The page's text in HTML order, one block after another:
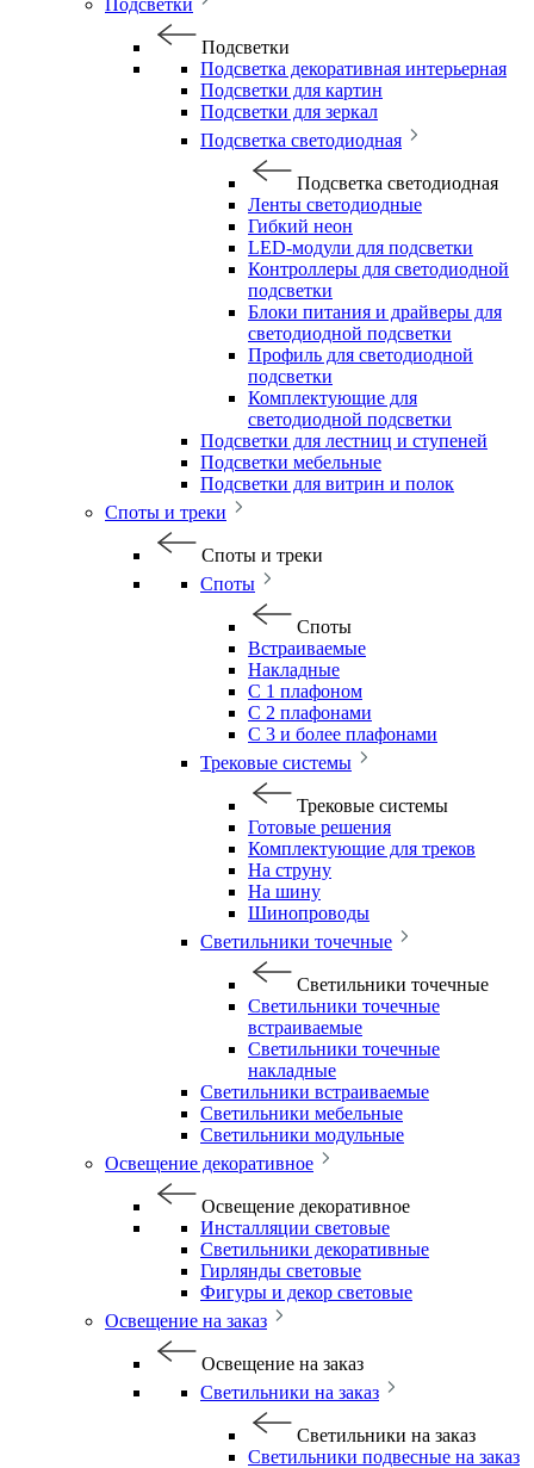
Подсветки
Подсветки
Подсветка декоративная интерьерная
Подсветки для картин
Подсветки для зеркал
Подсветка светодиодная
Подсветка светодиодная
Ленты светодиодные
Гибкий неон
LED-модули для подсветки
Контроллеры для светодиодной
подсветки
Блоки питания и драйверы для
светодиодной подсветки
Профиль для светодиодной
подсветки
Комплектующие для
светодиодной подсветки
Подсветки для лестниц и ступеней
Подсветки мебельные
Подсветки для витрин и полок
Споты и треки
Споты и треки
Споты
Споты
Встраиваемые
Накладные
С 1 плафоном
С 2 плафонами
С 3 и более плафонами
Трековые системы
Трековые системы
Готовые решения
Комплектующие для треков
На струну
На шину
Шинопроводы
Светильники точечные
Светильники точечные
Светильники точечные
встраиваемые
Светильники точечные
накладные
Светильники встраиваемые
Светильники мебельные
Светильники модульные
Освещение декоративное
Освещение декоративное
Инсталляции световые
Светильники декоративные
Гирлянды световые
Фигуры и декор световые
Освещение на заказ
Освещение на заказ
Светильники на заказ
Светильники на заказ
Светильники подвесные на заказ